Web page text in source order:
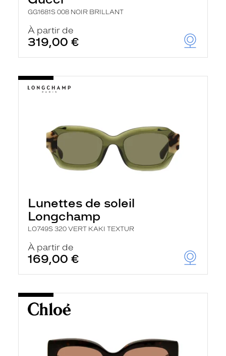
GG1681S 008 NOIR BRILLANT
À partir de
319,00 €
Lunettes de soleil
Longchamp
LO749S 320 VERT KAKI TEXTUR
À partir de
169,00 €